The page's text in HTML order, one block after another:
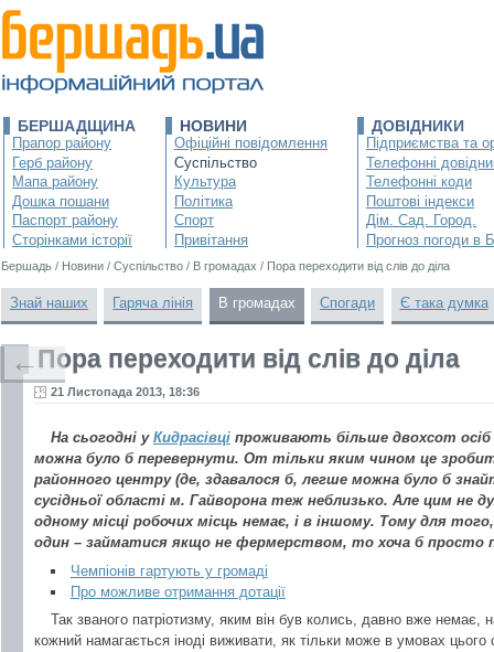
БЕРШАДЩИНА
Прапор району
Герб району
Мапа району
Дошка пошани
Паспорт району
Сторінками історії
НОВИНИ
Офіційні повідомлення
Суспільство
Культура
Політика
Спорт
Привітання
ДОВІДНИКИ
Підприємства та
Телефонні
Телефонні коди
Поштові індекси
Дім. Сад. Город.
Прогноз погоди в
Бершадь / Новини / Суспільство / В громадах / Пора переходити від слів до діла
Знай наших Гаряча лінія В громадах Спогади Є така думка
Пора переходити від слів до діла
21 Листопада 2013, 18:36
На сьогодні у Кидрасівці проживають більше двохсот осіб
можна було б перевернути. От тільки яким чином це
районного центру (де, здавалося б, легше можна було б
сусідньої області м. Гайворона теж неблизько. Але цим не
одному місці робочих місць немає, і в іншому. Тому для
один – займатися якщо не фермерством, то хоча б просто
Чемпіонів гартують у громаді
Про можливе отримання дотації
Так званого патріотизму, яким він був колись, давно вже немає,
кожний намагається іноді виживати, як тільки може в умовах
←